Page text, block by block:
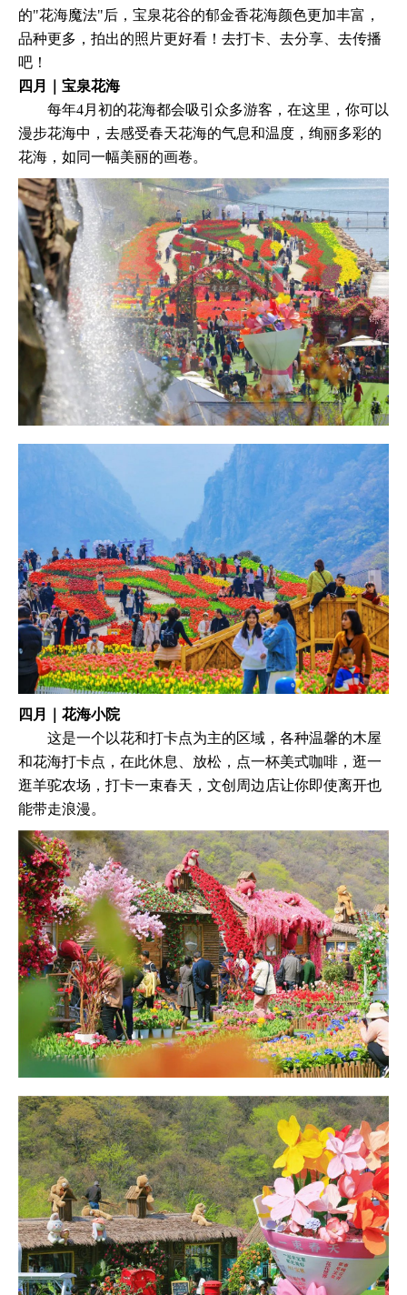
的"花海魔法"后，宝泉花谷的郁金香花海颜色更加丰富，
品种更多，拍出的照片更好看！去打卡、去分享、去传播
吧！
四月｜宝泉花海
每年4月初的花海都会吸引众多游客，在这里，你可以
漫步花海中，去感受春天花海的气息和温度，绚丽多彩的
花海，如同一幅美丽的画卷。
四月｜花海小院
这是一个以花和打卡点为主的区域，各种温馨的木屋
和花海打卡点，在此休息、放松，点一杯美式咖啡，逛一
逛羊驼农场，打卡一束春天，文创周边店让你即使离开也
能带走浪漫。